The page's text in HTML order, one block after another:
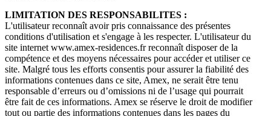
LIMITATION DES RESPONSABILITES :
L'utilisateur reconnaît avoir pris connaissance des présentes
conditions d'utilisation et s'engage à les respecter. L'utilisateur du
site internet www.amex-residences.fr reconnaît disposer de la
compétence et des moyens nécessaires pour accéder et utiliser ce
site. Malgré tous les efforts consentis pour assurer la fiabilité des
informations contenues dans ce site, Amex, ne serait être tenu
responsable d’erreurs ou d’omissions ni de l’usage qui pourrait
être fait de ces informations. Amex se réserve le droit de modifier
tout ou partie des informations contenues dans les pages du